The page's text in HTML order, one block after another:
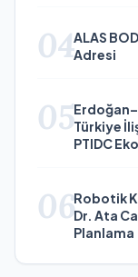
04ALAS
Adresi
05Türkiye
PTIDC
06Robotik
Dr. Ata
Planlama